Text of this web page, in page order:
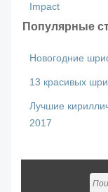
Impact
Популярные
Новогодние
13 красивых
Лучшие
2017